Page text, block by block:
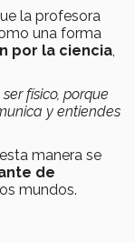
la profesora
una forma
por la ciencia,
físico, porque
y entiendes
manera se
de
mundos.